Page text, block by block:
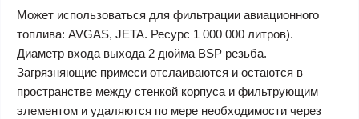
Может использоваться для фильтрации авиационного
топлива: AVGAS, JETA. Ресурс 1 000 000 литров).
Диаметр входа выхода 2 дюйма BSP резьба.
Загрязняющие примеси отслаиваются и остаются в
пространстве между стенкой корпуса и фильтрующим
элементом и удаляются по мере необходимости через